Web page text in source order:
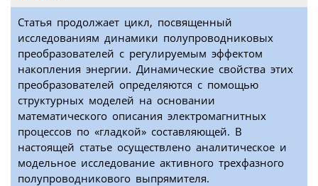
Статья продолжает цикл, посвященный
исследованиям динамики полупроводниковых
преобразователей с регулируемым эффектом
накопления энергии. Динамические свойства этих
преобразователей определяются с помощью
структурных моделей на основании
математического описания электромагнитных
процессов по «гладкой» составляющей. В
настоящей статье осуществлено аналитическое и
модельное исследование активного трехфазного
полупроводникового выпрямителя.